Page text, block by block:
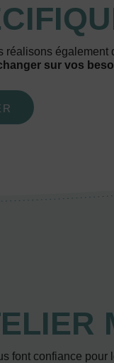
réalisons également
sur vos
font confiance pour